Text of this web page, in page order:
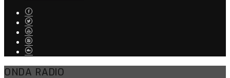
ONDA RADIO